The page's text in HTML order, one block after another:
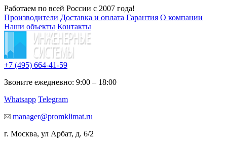
Работаем по всей России с 2007 года!
Производители Доставка и оплата Гарантия О компании
Наши объекты Контакты
+7 (495) 664-41-59
Звоните ежедневно: 9:00 – 18:00
Whatsapp Telegram
manager@promklimat.ru
г. Москва, ул Арбат, д. 6/2